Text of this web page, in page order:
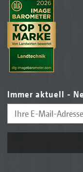
Immer aktuell -